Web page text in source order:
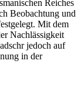
Reiches
Beobachtung und
Mit dem
Nachlässigkeit
jedoch auf
in der